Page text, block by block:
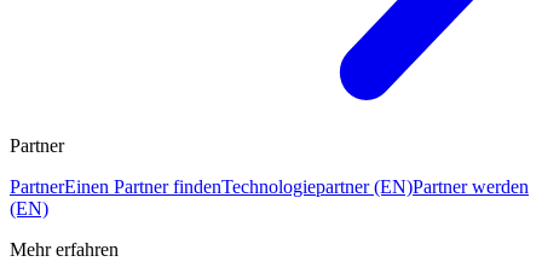
Partner
PartnerEinen Partner findenTechnologiepartner (EN)Partner werden
(EN)
Mehr erfahren